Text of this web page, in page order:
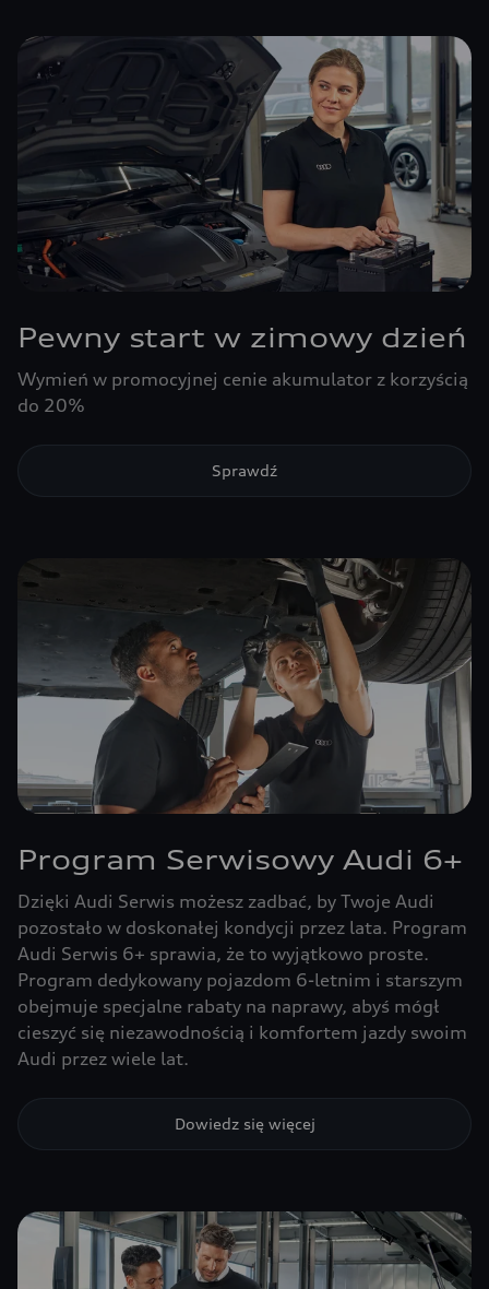
Pewny start w zimowy dzień
Wymień w promocyjnej cenie akumulator z korzyścią
do 20%
Sprawdź
Program Serwisowy Audi 6+
Dzięki Audi Serwis możesz zadbać, by Twoje Audi
pozostało w doskonałej kondycji przez lata. Program
Audi Serwis 6+ sprawia, że to wyjątkowo proste.
Program dedykowany pojazdom 6-letnim i starszym
obejmuje specjalne rabaty na naprawy, abyś mógł
cieszyć się niezawodnością i komfortem jazdy swoim
Audi przez wiele lat.
Dowiedz się więcej